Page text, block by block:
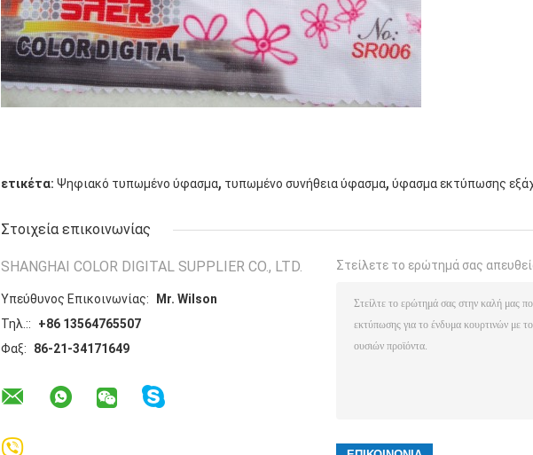
ετικέτα: Ψηφιακό τυπωμένο ύφασμα, τυπωμένο συνήθεια ύφασμα, ύφασμα εκτύπωσης
Στοιχεία επικοινωνίας
SHANGHAI COLOR DIGITAL SUPPLIER CO., LTD.
Υπεύθυνος Επικοινωνίας:
Mr. Wilson
Τηλ.::
+86 13564765507
Φαξ:
86-21-34171649
Στείλετε το ερώτημά σας